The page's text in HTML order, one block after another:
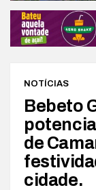
NOTÍCIAS
Bebeto
de
cidade.